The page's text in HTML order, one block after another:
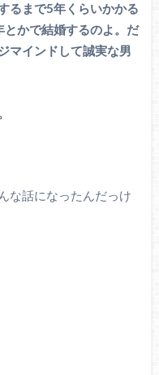
るまで5年くらいかかる
かで結婚するのよ。だ
マインドして誠実な男
な話になったんだっけ